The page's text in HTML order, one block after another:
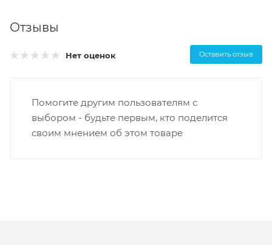
Отзывы
Нет оценок Оставить отзыв
Помогите другим пользователям с
выбором - будьте первым, кто поделится
своим мнением об этом товаре